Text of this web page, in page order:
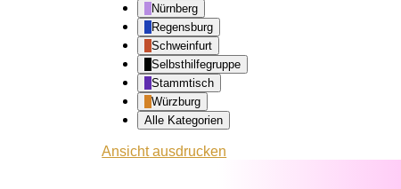
Nürnberg
Regensburg
Schweinfurt
Selbsthilfegruppe
Stammtisch
Würzburg
Alle Kategorien
Ansichtausdrucken